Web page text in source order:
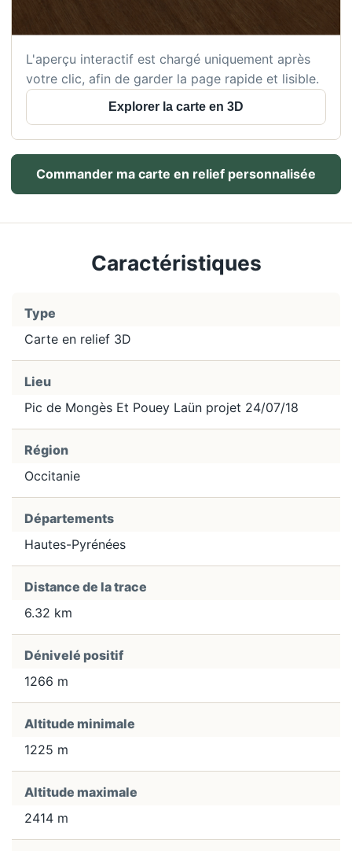
L'aperçu interactif est chargé uniquement après
votre clic, afin de garder la page rapide et lisible.
Explorer la carte en 3D
Commander ma carte en relief personnalisée
Caractéristiques
Type
Carte en relief 3D
Lieu
Pic de Mongès Et Pouey Laün projet 24/07/18
Région
Occitanie
Départements
Hautes-Pyrénées
Distance de la trace
6.32 km
Dénivelé positif
1266 m
Altitude minimale
1225 m
Altitude maximale
2414 m